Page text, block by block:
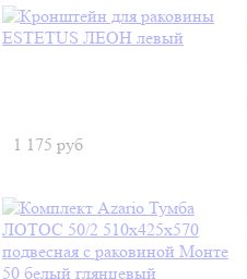
1 175 руб